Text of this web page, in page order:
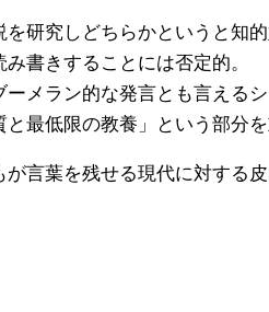
研究しどちらかというと知
書きすることには否定的。
メラン的な発言とも言えるシ
最低限の教養」という部分を
言葉を残せる現代に対する皮